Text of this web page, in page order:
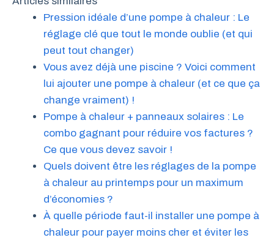
Pression idéale d’une pompe à chaleur : Le
réglage clé que tout le monde oublie (et qui
peut tout changer)
Vous avez déjà une piscine ? Voici comment
lui ajouter une pompe à chaleur (et ce que ça
change vraiment) !
Pompe à chaleur + panneaux solaires : Le
combo gagnant pour réduire vos factures ?
Ce que vous devez savoir !
Quels doivent être les réglages de la pompe
à chaleur au printemps pour un maximum
d’économies ?
À quelle période faut-il installer une pompe à
chaleur pour payer moins cher et éviter les